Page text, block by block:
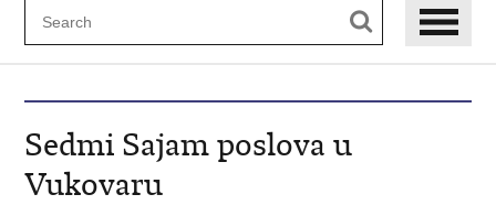
Sedmi Sajam poslova u
Vukovaru